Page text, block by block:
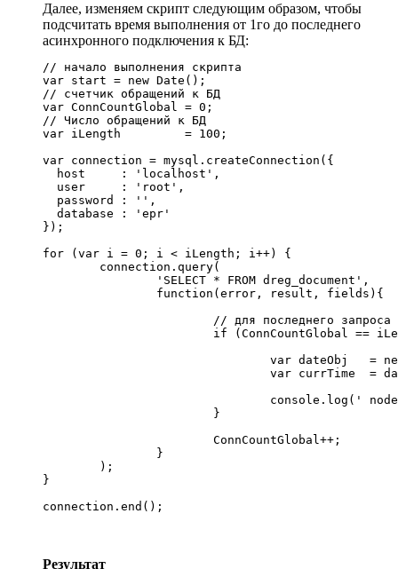
Далее, изменяем скрипт следующим образом, чтобы
подсчитать время выполнения от 1го до последнего
асинхронного подключения к БД:
// начало выполнения скрипта
var start = new Date();
// счетчик обращений к БД
var ConnCountGlobal = 0;
// Число обращений к БД
var iLength         = 100;
var connection = mysql.createConnection({
  host     : 'localhost',
  user     : 'root',
  password : '',
  database : 'epr'
});
for (var i = 0; i < iLength; i++) {
}
connection.end();
Результат